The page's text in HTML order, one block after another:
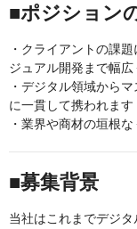
■ポジション
・クライアントの課
ジュアル開発まで幅広
・デジタル領域から
に一貫して携われます
・業界や商材の垣根
■募集背景
当社はこれまでデジ